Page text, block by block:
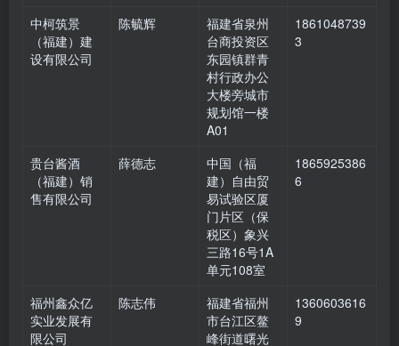
中柯筑景
（福建）建
设有限公司
陈毓辉
福建省泉州
台商投资区
东园镇群青
村行政办公
大楼旁城市
规划馆一楼
A01
1861048739
3
贵台酱酒
（福建）销
售有限公司
薛德志
中国（福
建）自由贸
易试验区厦
门片区（保
税区）象兴
三路16号1A
单元108室
1865925386
6
福州鑫众亿
实业发展有
限公司
陈志伟
福建省福州
市台江区鳌
峰街道曙光
1360603616
9